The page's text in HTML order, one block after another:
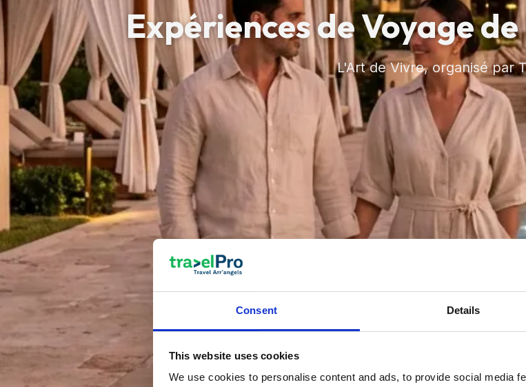
Consent Details
This website uses cookies
We use cookies to personalise content and ads, to provide social media
Expériences de Voyage
L'Art de Vivre, organisé par